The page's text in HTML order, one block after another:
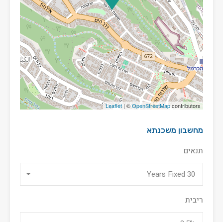
Leaflet | ©OpenStreetMapcontributors
מחשבון משכנתא
תנאים
30 Years Fixed
ריבית